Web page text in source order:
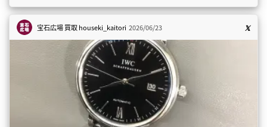
宝石広場 買取houseki_kaitori 2026/06/23